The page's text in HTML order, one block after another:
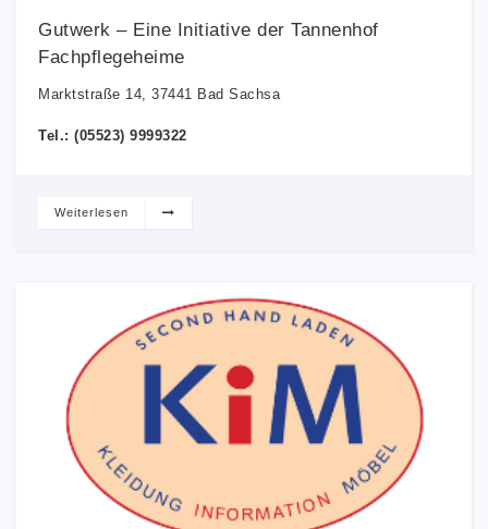
Gutwerk – Eine Initiative der Tannenhof
Fachpflegeheime
Marktstraße 14, 37441 Bad Sachsa
Tel.: (05523) 9999322
Weiterlesen